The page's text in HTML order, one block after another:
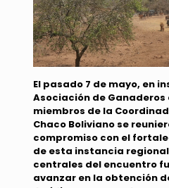
El pasado 7 de mayo, en
Asociación de Ganaderos
miembros de la
Chaco Boliviano se
compromiso con el
de esta instancia
centrales del encuentro
avanzar en la obtención